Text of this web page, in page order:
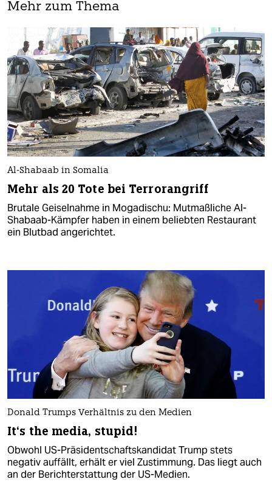
Mehr zum Thema
Al-Shabaab in Somalia
Mehr als 20 Tote bei Terrorangriff
Brutale Geiselnahme in Mogadischu: Mutmaßliche Al-
Shabaab-Kämpfer haben in einem beliebten Restaurant
ein Blutbad angerichtet.
Donald Trumps Verhältnis zu den Medien
It‘s the media, stupid!
Obwohl US-Präsidentschaftskandidat Trump stets
negativ auffällt, erhält er viel Zustimmung. Das liegt auch
an der Berichterstattung der US-Medien.